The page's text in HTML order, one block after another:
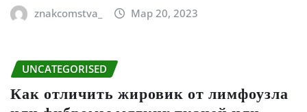
znakcomstva_ Мар 20, 2023
UNCATEGORISED
Как отличить жировик от лимфоузла